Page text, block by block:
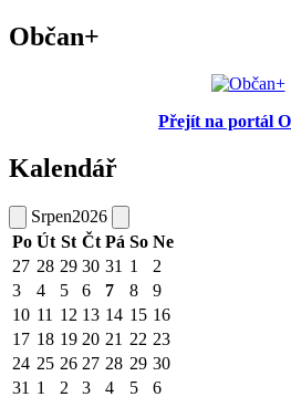
Občan+
Přejít na portál
Kalendář
Srpen2026
Po Út St Čt Pá So Ne
27 28 29 30 31 1
2
3
4 5 6 7 8
9
10 11 12 13 14 15 16
17 18 19 20 21 22 23
24 25 26 27 28 29 30
31 1 2 3 4 5 6